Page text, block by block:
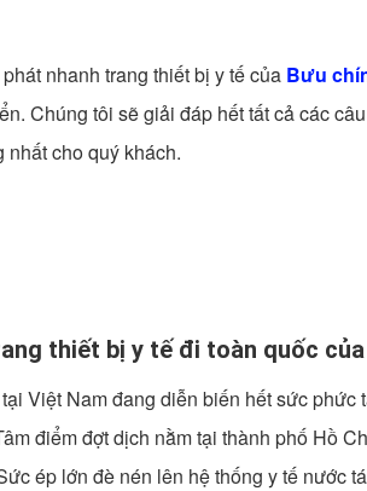
nhanh trang thiết bị y tế của Bưu
Chúng tôi sẽ giải đáp hết tất cả các
cho quý khách.
thiết bị y tế đi toàn quốc
Việt Nam đang diễn biến hết sức phức
điểm đợt dịch nằm tại thành phố Hồ
ép lớn đè nén lên hệ thống y tế nước